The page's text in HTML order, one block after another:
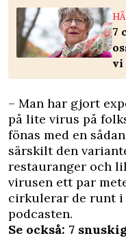
7
vi
– Man har gjort
på lite virus på
fönas med en
särskilt den
restauranger och
virusen ett par
cirkulerar de runt i
podcasten.
Se också: 7